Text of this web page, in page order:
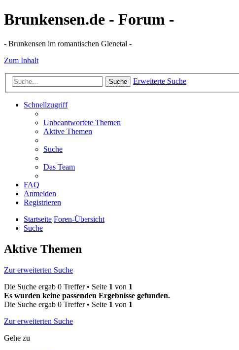
Brunkensen.de - Forum -
- Brunkensen im romantischen Glenetal -
Zum Inhalt
Suche Erweiterte Suche
Schnellzugriff
Unbeantwortete Themen
Aktive Themen
Suche
Das Team
FAQ
Anmelden
Registrieren
Startseite Foren-Übersicht
Suche
Aktive Themen
Zur erweiterten Suche
Die Suche ergab 0 Treffer • Seite 1 von 1
Es wurden keine passenden Ergebnisse gefunden.
Die Suche ergab 0 Treffer • Seite 1 von 1
Zur erweiterten Suche
Gehe zu